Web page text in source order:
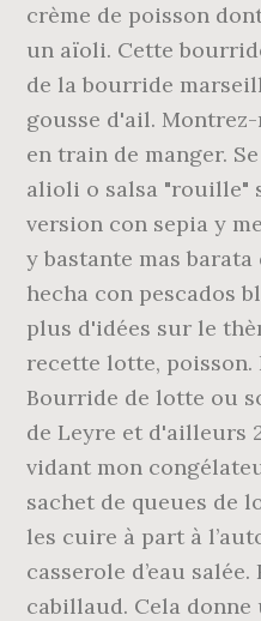
crème de poisson
un aïoli. Cette
de la bourride
gousse d'ail.
en train de manger.
alioli o salsa "rouille"
version con sepia y
y bastante mas
hecha con pescados
plus d'idées sur le
recette lotte,
Bourride de lotte ou
de Leyre et d'ailleurs
vidant mon
sachet de queues de
les cuire à part à
casserole d’eau
cabillaud. Cela